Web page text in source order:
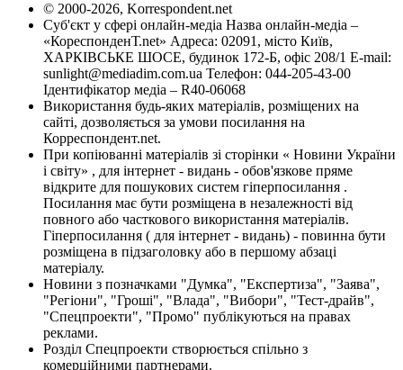
© 2000-2026, Korrespondent.net
Суб'єкт у сфері онлайн-медіа Назва онлайн-медіа –
«КореспонденТ.net» Адреса: 02091, місто Київ,
ХАРКІВСЬКЕ ШОСЕ, будинок 172-Б, офіс 208/1 E-mail:
sunlight@mediadim.com.ua Телефон: 044-205-43-00
Ідентифікатор медіа – R40-06068
Використання будь-яких матеріалів, розміщених на
сайті, дозволяється за умови посилання на
Корреспондент.net.
При копіюванні матеріалів зі сторінки « Новини України
і світу» , для інтернет - видань - обов'язкове пряме
відкрите для пошукових систем гіперпосилання .
Посилання має бути розміщена в незалежності від
повного або часткового використання матеріалів.
Гіперпосилання ( для інтернет - видань) - повинна бути
розміщена в підзаголовку або в першому абзаці
матеріалу.
Новини з позначками "Думка", "Експертиза", "Заява",
"Регіони", "Гроші", "Влада", "Вибори", "Тест-драйв",
"Спецпроекти", "Промо" публікуються на правах
реклами.
Розділ Спецпроекти створюється спільно з
комерційними партнерами.